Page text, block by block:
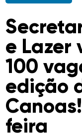
e Lazer
100
edição
feira